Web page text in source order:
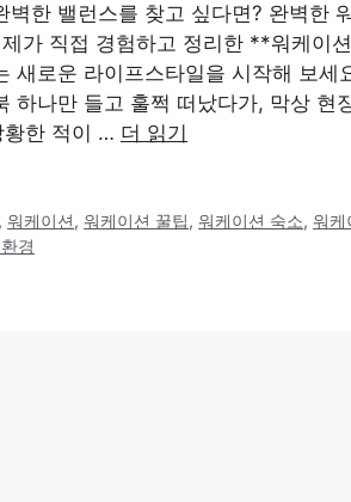
벽한 밸런스를 찾고 싶다면? 완벽한
가 직접 경험하고 정리한 **워케이
새로운 라이프스타일을 시작해 보세
하나만 들고 훌쩍 떠났다가, 막상 현
황한 적이 … 더 읽기
,워케이션,워케이션 꿀팁,워케이션 숙소,워케
경